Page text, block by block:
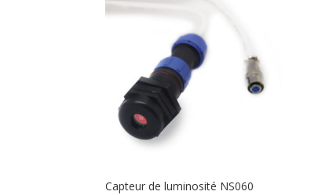
Capteur de luminosité NS060